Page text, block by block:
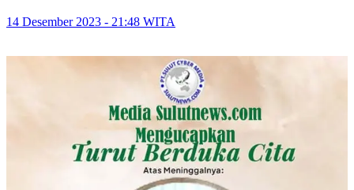
14 Desember 2023 - 21:48 WITA